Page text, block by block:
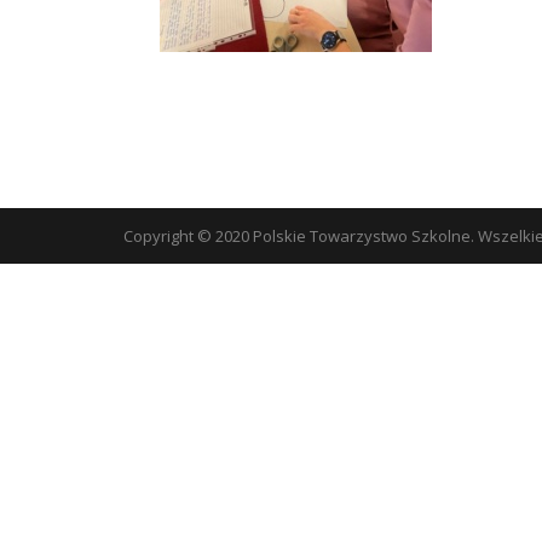
Copyright © 2020 Polskie Towarzystwo Szkolne.